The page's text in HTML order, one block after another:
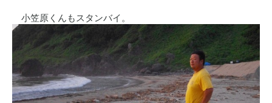
小笠原くんもスタンバイ。